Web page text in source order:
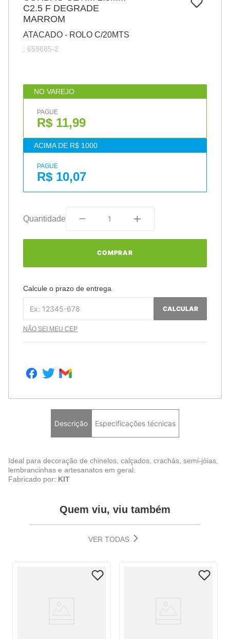
C2.5 F DEGRADE
MARROM
ATACADO - ROLO C/20MTS
: 659685-2
NO VAREJO
PAGUE
R$ 11,99
ACIMA DE R$ 1000
PAGUE
R$ 10,07
Quantidade
COMPRAR
Calcule o prazo de entrega
CALCULAR
NÃO SEI MEU CEP
Descrição Especificações técnicas
Ideal para decoração de chinelos, calçados, crachás, semi-jóias,
lembrancinhas e artesanatos em geral.
Fabricado por: KIT
Quem viu, viu também
VER TODAS
papel